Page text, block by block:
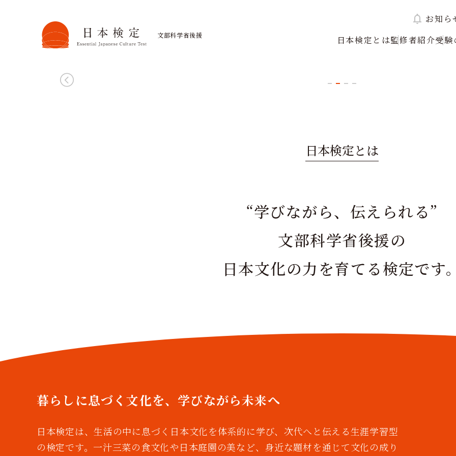
文部科学省後援
お知ら
日本検定とは監修者紹介受験
4級無料受験
日本検定とは
“学びながら、伝えられる”
文部科学省後援の
日本文化の力を育てる検定です
暮らしに息づく文化を、 学びながら未来へ
日本検定は、生活の中に息づく日本文化を体系的に学び、次代へと伝える生涯学習型
の検定です。一汁三菜の食文化や日本庭園の美など、身近な題材を通じて文化の成り